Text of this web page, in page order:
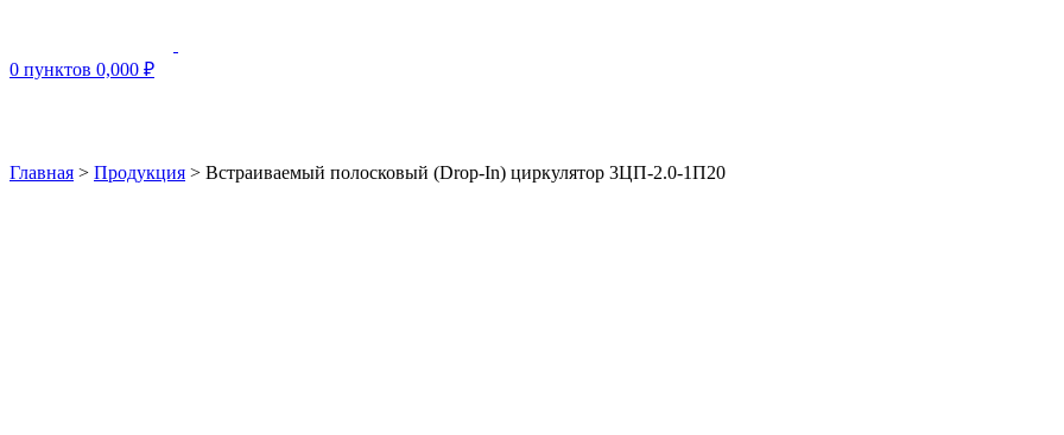
0 пунктов 0,000 ₽
Главная > Продукция > Встраиваемый полосковый (Drop-In) циркулятор 3ЦП-2.0-1П20